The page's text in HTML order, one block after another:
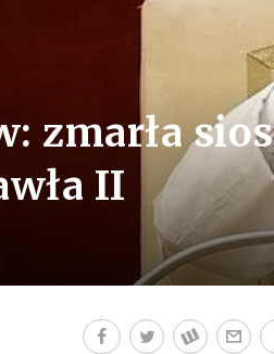
zmarła
II